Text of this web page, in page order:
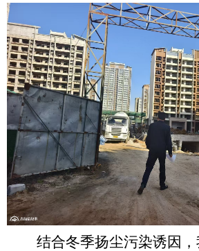
结合冬季扬尘污染诱因